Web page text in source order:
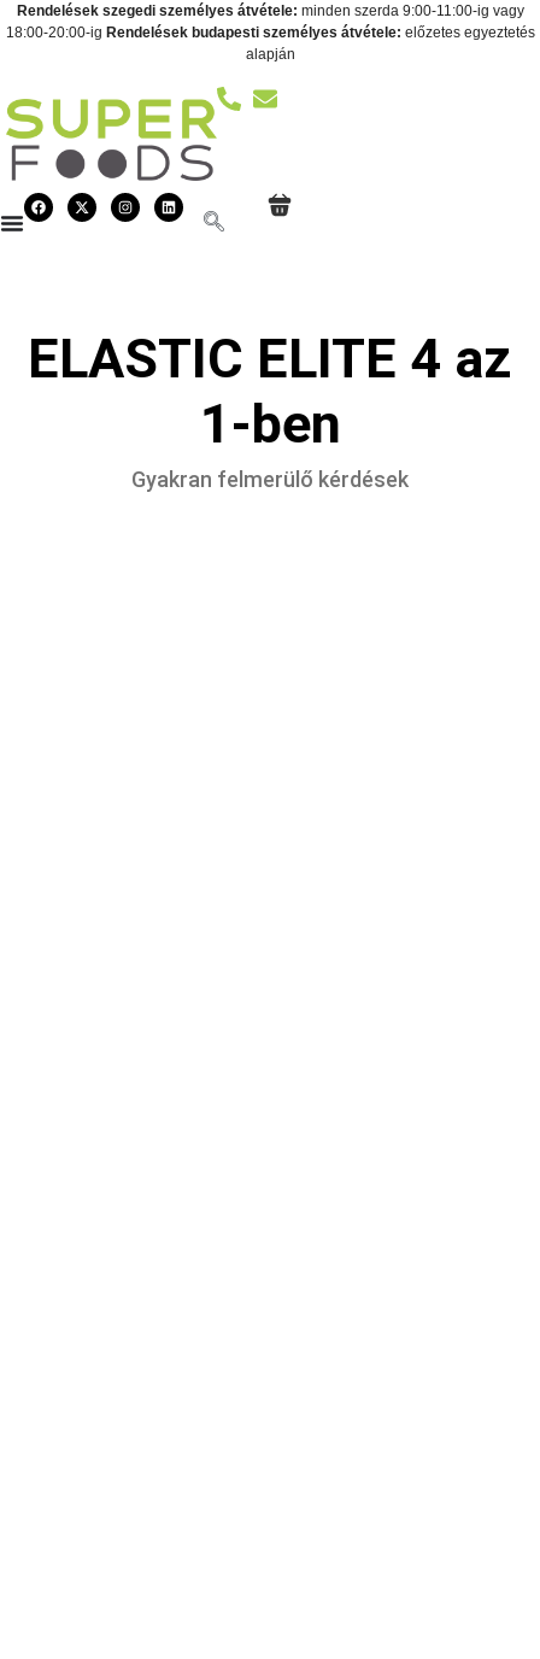
Rendelések szegedi személyes átvétele: minden szerda 9:00-11:00-ig vagy
18:00-20:00-ig Rendelések budapesti személyes átvétele: előzetes egyeztetés
alapján
ELASTIC ELITE 4 az
1-ben
Gyakran felmerülő kérdések